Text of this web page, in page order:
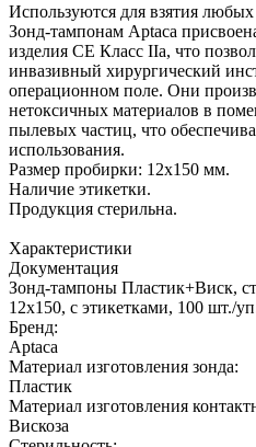
Используются для взятия
Зонд-тампонам Aptaca
изделия СЕ Класс IIa, что
инвазивный хирургический
операционном поле. Они
нетоксичных материалов в
пылевых частиц, что
использования.
Размер пробирки: 12х150 мм.
Наличие этикетки.
Продукция стерильна.
Характеристики
Документация
Зонд-тампоны Пластик+Виск,
12х150, с этикетками, 100 шт./
Бренд:
Aptaca
Материал изготовления зонда:
Пластик
Материал изготовления
Вискоза